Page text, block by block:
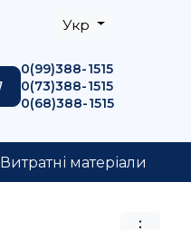
Укр
0(99)388-1515
0(73)388-1515
0(68)388-1515
Витратні матеріали